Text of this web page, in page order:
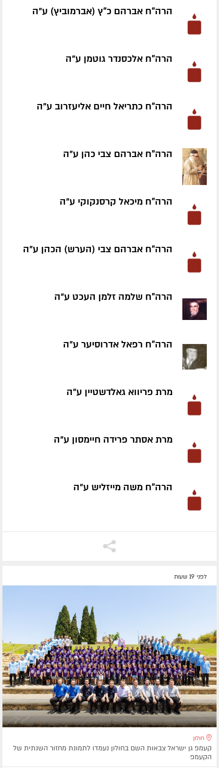
הרה"ח אברהם כ"ץ (אברמוביץ) ע״ה
הרה"ח אלכסנדר גוטמן ע״ה
הרה"ח כתריאל חיים אליעזרוב ע״ה
הרה"ח אברהם צבי כהן ע״ה
הרה"ח מיכאל קרסנקוקי ע״ה
הרה"ח אברהם צבי (הערש) הכהן ע״ה
הרה"ח שלמה זלמן העכט ע״ה
הרה"ח רפאל אדרוסיער ע״ה
מרת פריווא גאלדשטיין ע״ה
מרת אסתר פרידה חיימסון ע״ה
הרה"ח משה מייזליש ע״ה
לפני 19 שעות
חולון
קעמפ גן ישראל צבאות השם בחולון נעמדו לתמונת מחזור השנתית של
הקעמפ